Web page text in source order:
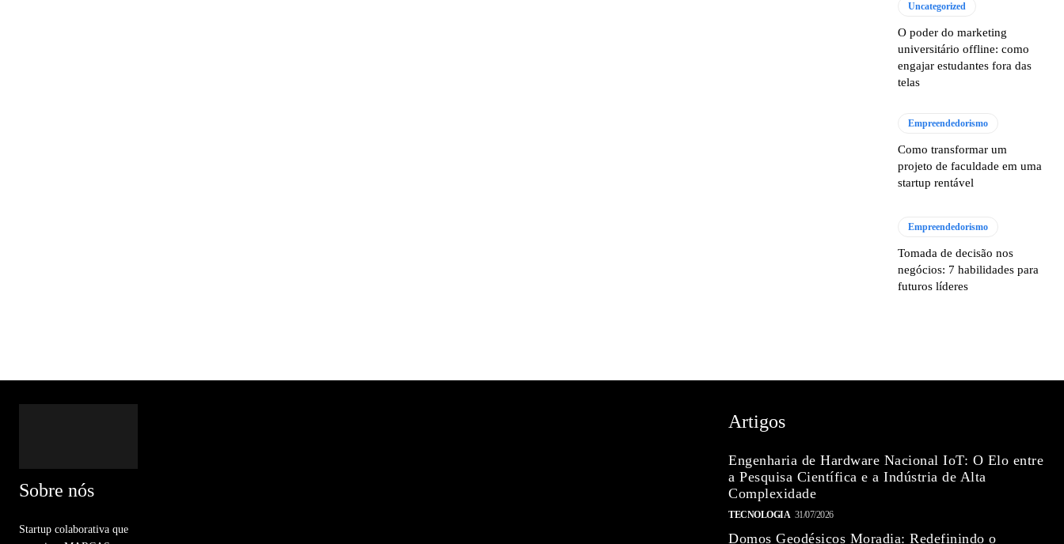
Uncategorized
O poder do marketing
universitário offline: como
engajar estudantes fora das
telas
Empreendedorismo
Como transformar um
projeto de faculdade em uma
startup rentável
Empreendedorismo
Tomada de decisão nos
negócios: 7 habilidades para
futuros líderes
Sobre nós
Startup colaborativa que
Artigos
Engenharia de Hardware Nacional IoT: O Elo entre
a Pesquisa Científica e a Indústria de Alta
Complexidade
TECNOLOGIA 31/07/2026
Domos Geodésicos Moradia: Redefinindo o